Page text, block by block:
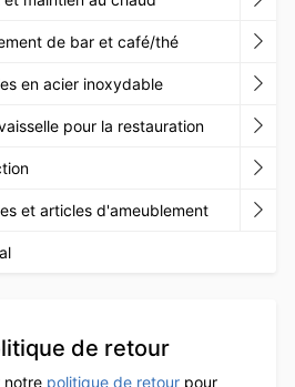
de bar et café/thé
en acier inoxydable
pour la restauration
et articles d'ameublement
de retour
notre politique de retour pour